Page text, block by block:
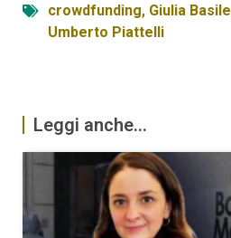
crowdfunding, Giulia Basile
Umberto Piattelli
Leggi anche...